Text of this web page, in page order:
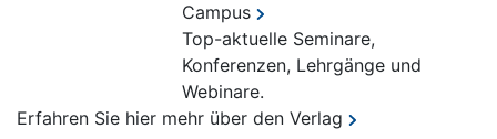
Campus
Top-aktuelle Seminare,
Konferenzen, Lehrgänge und
Webinare.
Erfahren Sie hier mehr über den Verlag